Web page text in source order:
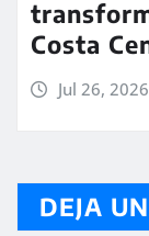
Costa
Jul 26, 2026
DEJA